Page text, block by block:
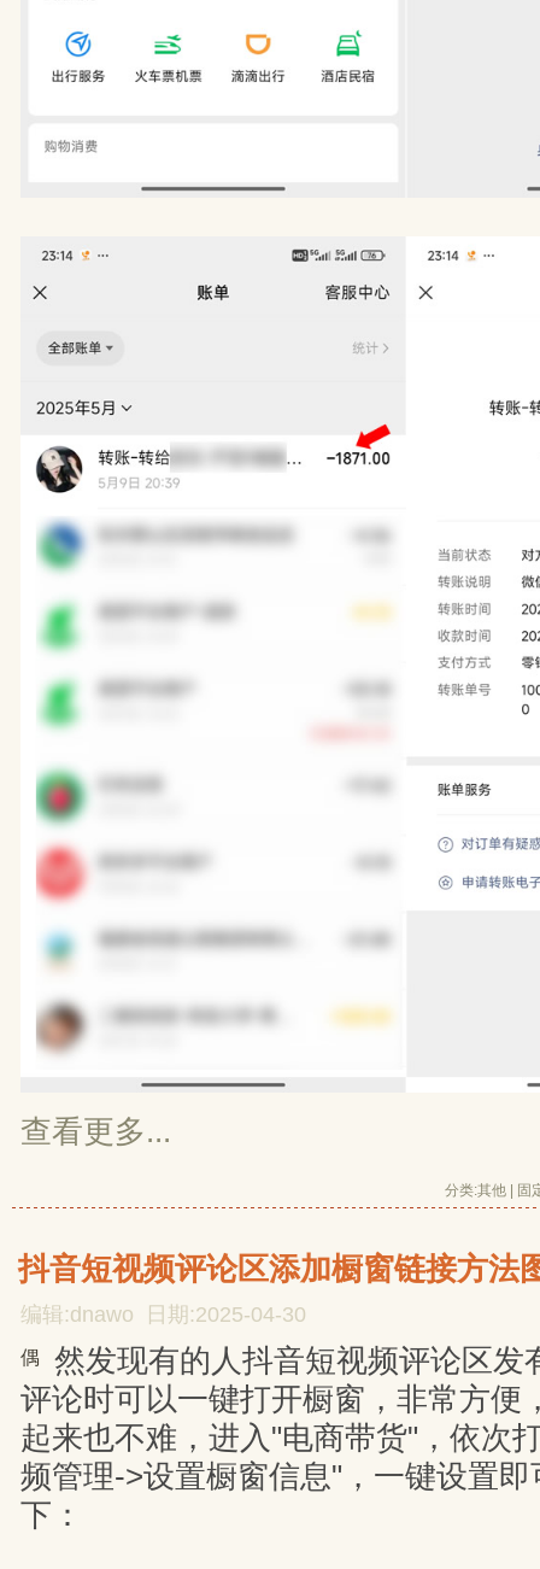
查看更多...
分类:其他 固
抖音短视频评论区添加橱窗链接方法
编辑:dnawo 日期:2025-04-30
偶
然发现有的人抖音短视频评论区发
评论时可以一键打开橱窗，非常方便
起来也不难，进入"电商带货"，依次
频管理->设置橱窗信息"，一键设置
下：